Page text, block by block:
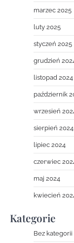
marzec 2025
luty 2025
styczeń 2025
grudzień
listopad 2024
październik
wrzesień
sierpień 2024
lipiec 2024
czerwiec
maj 2024
kwiecień
Kategorie
Bez kategorii